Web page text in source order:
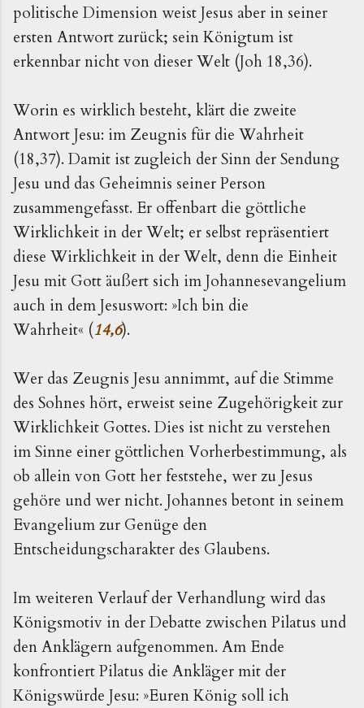
politische Dimension weist Jesus aber in seiner
ersten Antwort zurück; sein Königtum ist
erkennbar nicht von dieser Welt (Joh 18,36).
Worin es wirklich besteht, klärt die zweite
Antwort Jesu: im Zeugnis für die Wahrheit
(18,37). Damit ist zugleich der Sinn der Sendung
Jesu und das Geheimnis seiner Person
zusammengefasst. Er offenbart die göttliche
Wirklichkeit in der Welt; er selbst repräsentiert
diese Wirklichkeit in der Welt, denn die Einheit
Jesu mit Gott äußert sich im Johannesevangelium
auch in dem Jesuswort: »Ich bin die
Wahrheit« (14,6).
Wer das Zeugnis Jesu annimmt, auf die Stimme
des Sohnes hört, erweist seine Zugehörigkeit zur
Wirklichkeit Gottes. Dies ist nicht zu verstehen
im Sinne einer göttlichen Vorherbestimmung, als
ob allein von Gott her feststehe, wer zu Jesus
gehöre und wer nicht. Johannes betont in seinem
Evangelium zur Genüge den
Entscheidungscharakter des Glaubens.
Im weiteren Verlauf der Verhandlung wird das
Königsmotiv in der Debatte zwischen Pilatus und
den Anklägern aufgenommen. Am Ende
konfrontiert Pilatus die Ankläger mit der
Königswürde Jesu: »Euren König soll ich